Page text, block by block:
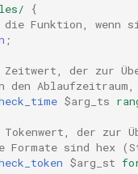
{
Funktion, wenn
;
der zur
den
$arg_ts
der zur
Formate sind hex
$arg_st